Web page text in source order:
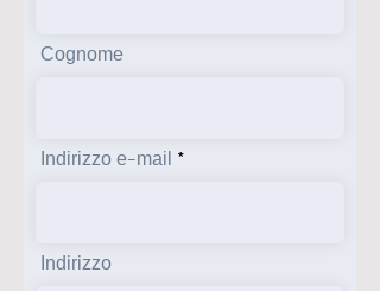
Cognome
Indirizzo e-mail
Indirizzo